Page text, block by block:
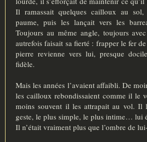
Il ramassait quelques cailloux au
paume, puis les lançait vers les
Toujours au même angle, toujours
autrefois faisait sa fierté : frapper le fer
pierre revienne vers lui, presque
fidèle.
Mais les années l’avaient affaibli. De
les cailloux rebondissaient comme il le
moins souvent il les attrapait au vol. Il
geste, le plus simple, le plus intime… lui
Il n’était vraiment plus que l’ombre de